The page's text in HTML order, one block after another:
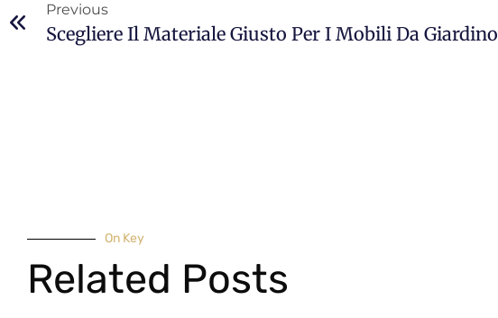
Previous
Scegliere Il Materiale Giusto Per I Mobili Da Giardino
On Key
Related Posts